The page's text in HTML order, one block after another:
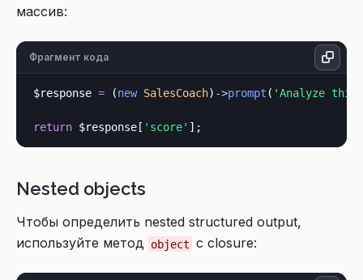
массив:
Фрагмент кода
$response = (new SalesCoach) ->prompt ( 'Analyze
return $response[ 'score'
Nested objects
Чтобы определить nested structured output,
используйте метод object с closure: